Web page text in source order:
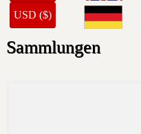
USD ($)
Sammlungen